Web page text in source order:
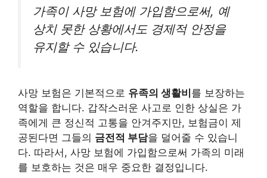
가족이 사망 보험에 가입함으로써, 예
상치 못한 상황에서도 경제적 안정을
유지할 수 있습니다.
사망 보험은 기본적으로 유족의 생활비 를 보장하는
역할을 합니다. 갑작스러운 사고로 인한 상실은 가
족에게 큰 정신적 고통을 안겨주지만, 보험금이 제
공된다면 그들의 금전적 부담을 덜어줄 수 있습니
다. 따라서, 사망 보험에 가입함으로써 가족의 미래
를 보호하는 것은 매우 중요한 결정입니다.